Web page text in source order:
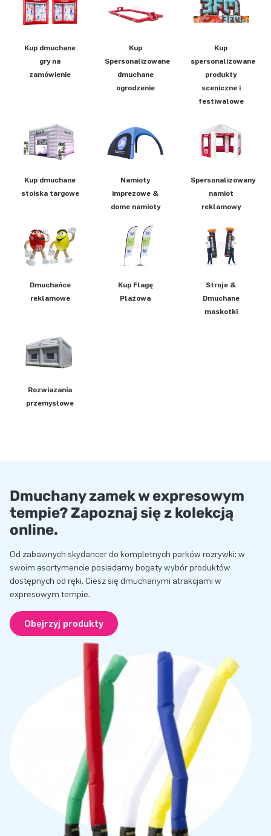
Kup dmuchane
gry na
zamówienie
Kup
Spersonalizowane
dmuchane
ogrodzenie
Kup
spersonalizowane
produkty
sceniczne i
festiwalowe
Kup dmuchane
stoiska targowe
Namioty
imprezowe &
dome namioty
Spersonalizowany
namiot
reklamowy
Dmuchańce
reklamowe
Kup Flagę
Plażową
Stroje &
Dmuchane
maskotki
Rozwiązania
przemysłowe
Dmuchany zamek w expresowym
tempie? Zapoznaj się z kolekcją
online.
Od zabawnych skydancer do kompletnych parków rozrywki: w
swoim asortymencie posiadamy bogaty wybór produktów
dostępnych od ręki. Ciesz się dmuchanymi atrakcjami w
expresowym tempie.
Obejrzyj produkty